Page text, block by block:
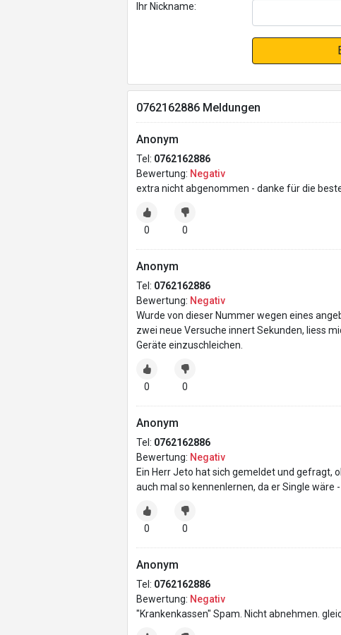
Ihr Nickname:
0762162886 Meldungen
Anonym
Tel: 0762162886
Bewertung: Negativ
extra nicht abgenommen - danke für die
0 0
Anonym
Tel: 0762162886
Bewertung: Negativ
Wurde von dieser Nummer wegen eines
zwei neue Versuche innert Sekunden, liess
Geräte einzuschleichen.
0 0
Anonym
Tel: 0762162886
Bewertung: Negativ
Ein Herr Jeto hat sich gemeldet und gefragt,
auch mal so kennenlernen, da er Single wäre
0 0
Anonym
Tel: 0762162886
Bewertung: Negativ
"Krankenkassen" Spam. Nicht abnehmen.